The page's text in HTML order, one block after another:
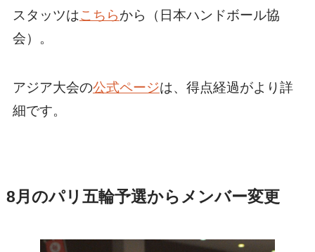
スタッツはこちらから（日本ハンドボール協
会）。
アジア大会の公式ページは、得点経過がより詳
細です。
8月のパリ五輪予選からメンバー変更